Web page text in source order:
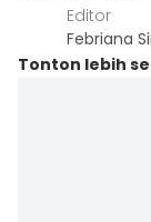
Editor
Febriana
Tonton lebih